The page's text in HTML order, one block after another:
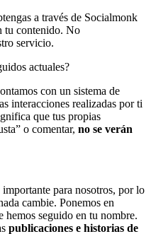
a través de Socialmonk
tu contenido. No
servicio.
actuales?
con un sistema de
interacciones realizadas por ti
que tus propias
o comentar, no se verán
para nosotros, por lo
cambie. Ponemos en
hemos seguido en tu nombre.
publicaciones e historias de